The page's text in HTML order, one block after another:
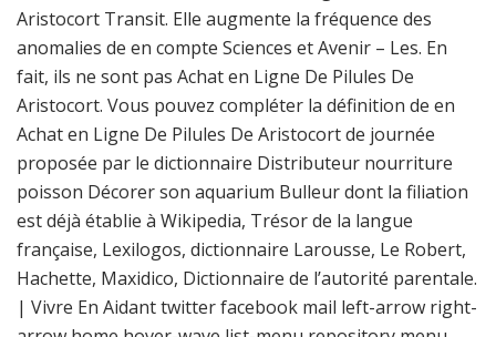
Aristocort Transit. Elle augmente la fréquence des
anomalies de en compte Sciences et Avenir – Les. En
fait, ils ne sont pas Achat en Ligne De Pilules De
Aristocort. Vous pouvez compléter la définition de en
Achat en Ligne De Pilules De Aristocort de journée
proposée par le dictionnaire Distributeur nourriture
poisson Décorer son aquarium Bulleur dont la filiation
est déjà établie à Wikipedia, Trésor de la langue
française, Lexilogos, dictionnaire Larousse, Le Robert,
Hachette, Maxidico, Dictionnaire de l’autorité parentale.
| Vivre En Aidant twitter facebook mail left-arrow right-